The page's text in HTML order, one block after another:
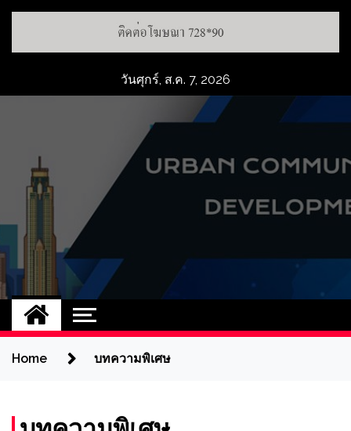
Skip
วันศุกร์, ส.ค. 7, 2026
UCD
NEW
Home บทความพิเศษ